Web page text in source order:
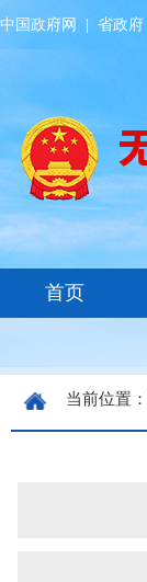
中国政府网 省政府
当前位置：